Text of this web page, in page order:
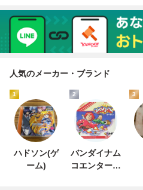
人気のメーカー・ブランド
1
ハドソン(ゲ
ーム)
2
バンダイナム
コエンターテ
3